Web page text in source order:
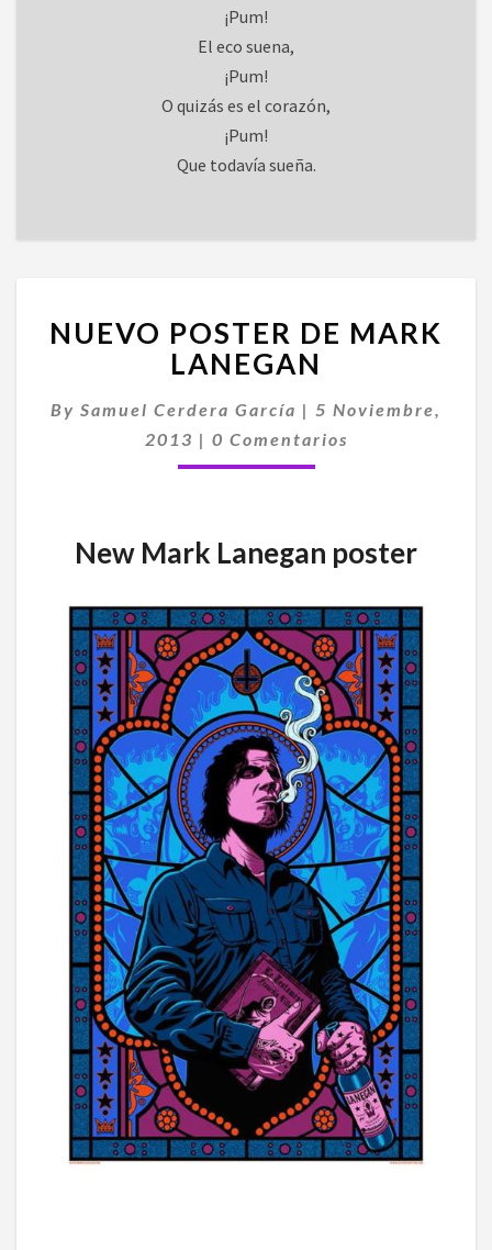
¡Pum!
El eco suena,
¡Pum!
O quizás es el corazón,
¡Pum!
Que todavía sueña.
POSTER
DE
MARK
LANEGAN
NUEVO POSTER DE MARK
LANEGAN
By Samuel Cerdera García | 5 Noviembre,
2013 | Comentarios
0 Comentarios
New Mark Lanegan poster